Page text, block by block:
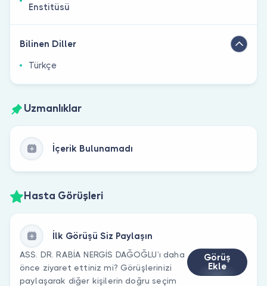
Enstitüsü
Bilinen Diller
Türkçe
Uzmanlıklar
İçerik Bulunamadı
Hasta Görüşleri
İlk Görüşü Siz Paylaşın
ASS. DR. RABİA NERGİS DAĞOĞLU’ı daha
önce ziyaret ettiniz mi? Görüşlerinizi
paylaşarak diğer kişilerin doğru seçim
Görüş
Ekle